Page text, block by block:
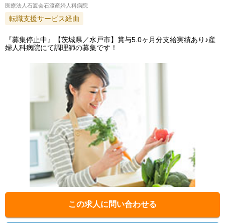
この求人に問い合わせる
医療法人石渡会石渡産婦人科病院
転職支援サービス経由
『募集停止中』【茨城県／水戸市】賞与5.0ヶ月分支給実績あり♪産
婦人科病院にて調理師の募集です！